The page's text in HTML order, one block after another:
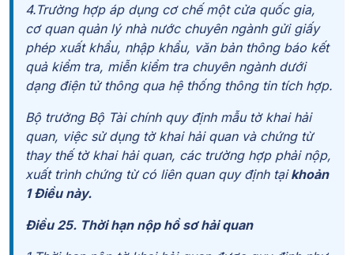
4.Trường hợp áp dụng cơ chế một cửa quốc gia,
cơ quan quản lý nhà nước chuyên ngành gửi giấy
phép xuất khẩu, nhập khẩu, văn bản thông báo kết
quả kiểm tra, miễn kiểm tra chuyên ngành dưới
dạng điện tử thông qua hệ thống thông tin tích hợp.
Bộ trưởng Bộ Tài chính quy định mẫu tờ khai hải
quan, việc sử dụng tờ khai hải quan và chứng từ
thay thế tờ khai hải quan, các trường hợp phải nộp,
xuất trình chứng từ có liên quan quy định tạikhoản
1 Điều này.
Điều 25. Thời hạn nộp hồ sơ hải quan